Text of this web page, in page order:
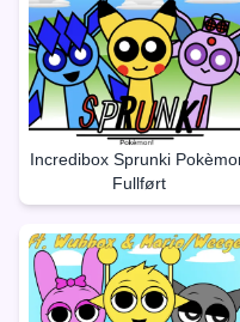
Incredibox Sprunki
Fullført